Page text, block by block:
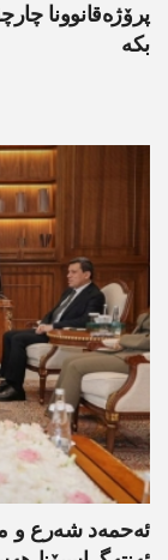
پرۆژەقانوونا
بکە
ئەحمەد شەرع و